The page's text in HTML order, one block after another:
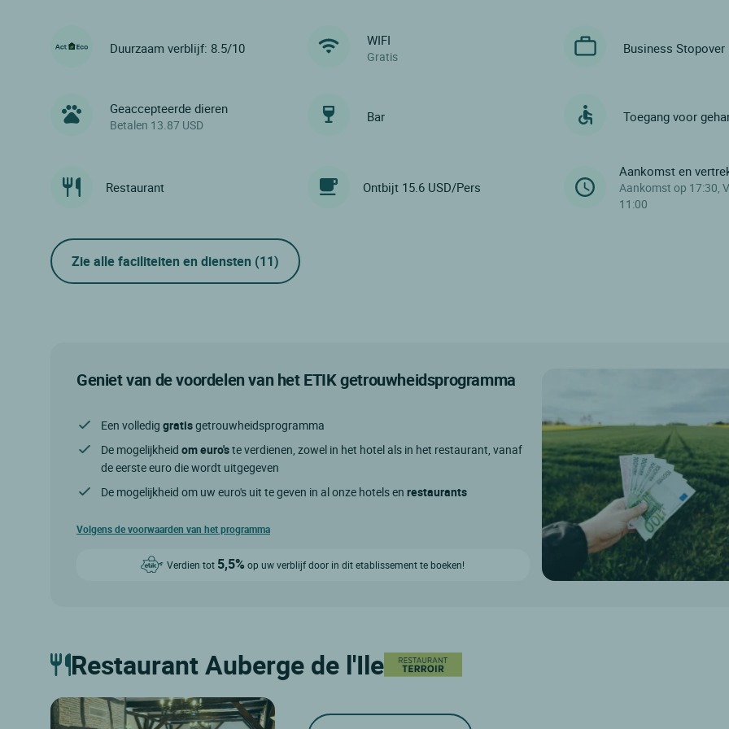
Duurzaam verblijf: 8.5/10 WIFI
Gratis
Business Stopover
Geaccepteerde dieren
Betalen 13.87 USD
Bar Toegang voor
Restaurant Ontbijt 15.6 USD/Pers
Aankomst en
Aankomst op 17:30,
11:00
Zie alle faciliteiten en diensten (11)
Geniet van de voordelen van het ETIK getrouwheidsprogramma
Een volledig gratisgetrouwheidsprogramma
De mogelijkheid om euro'ste verdienen, zowel in het hotel als in het restaurant, vanaf
de eerste euro die wordt uitgegeven
De mogelijkheid om uw euro's uit te geven in al onze hotels en restaurants
Volgens de voorwaarden van het programma
Verdien tot 5,5% op uw verblijf door in dit etablissement te boeken!
Restaurant Auberge de l'Ile